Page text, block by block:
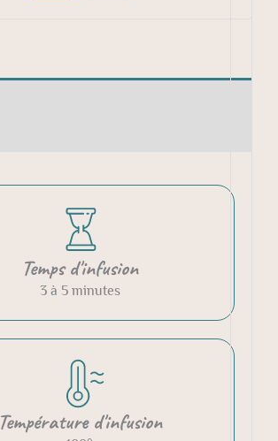
Temps d'infusion
3 à 5 minutes
Température d'infusion